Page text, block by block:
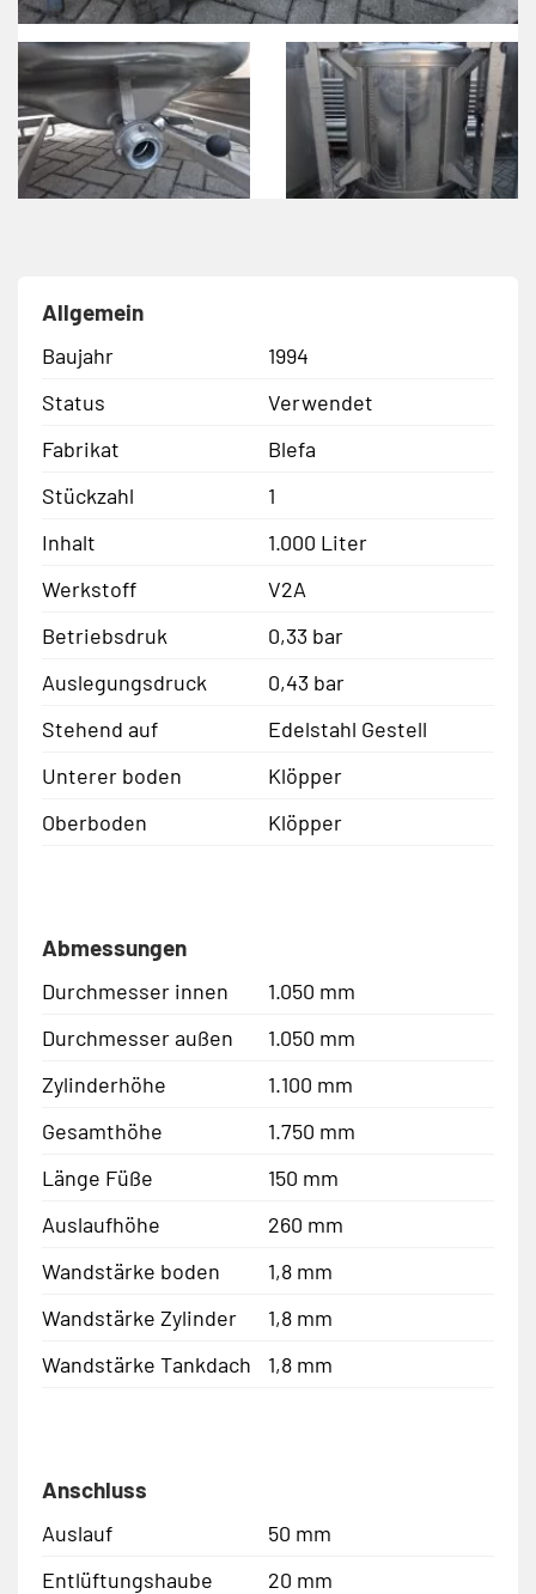
Allgemein
Baujahr
1994
Status
Verwendet
Fabrikat
Blefa
Stückzahl
1
Inhalt
1.000 Liter
Werkstoff
V2A
Betriebsdruk
0,33 bar
Auslegungsdruck
0,43 bar
Stehend auf
Edelstahl Gestell
Unterer boden
Klöpper
Oberboden
Klöpper
Abmessungen
Durchmesser innen
1.050 mm
Durchmesser außen
1.050 mm
Zylinderhöhe
1.100 mm
Gesamthöhe
1.750 mm
Länge Füße
150 mm
Auslaufhöhe
260 mm
Wandstärke boden
1,8 mm
Wandstärke Zylinder
1,8 mm
Wandstärke Tankdach
1,8 mm
Anschluss
Auslauf
50 mm
Entlüftungshaube
20 mm